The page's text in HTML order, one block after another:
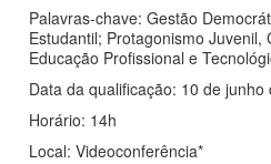
Palavras-chave: Gestão
Estudantil; Protagonismo Juvenil,
Educação Profissional e
Data da qualificação: 10 de junho
Horário: 14h
Local: Videoconferência*